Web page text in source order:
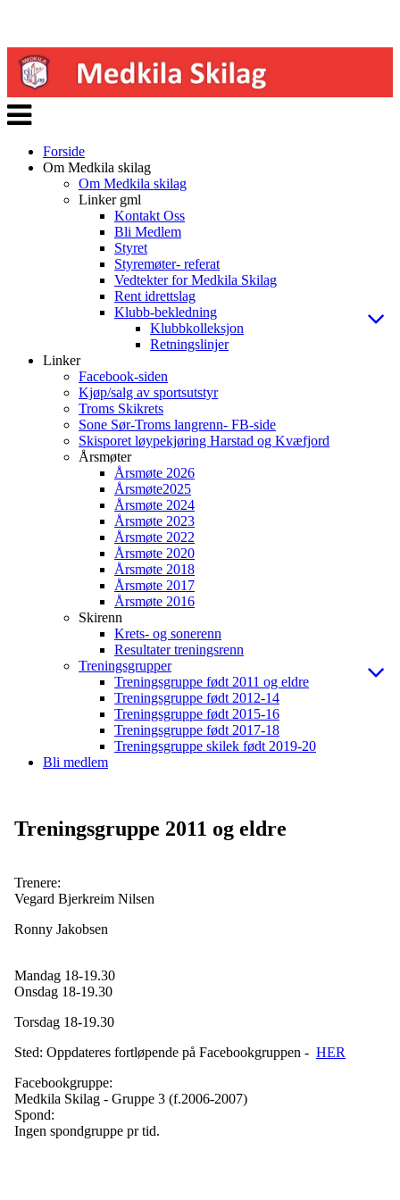
Veksle
navigasjon
Forside
Om Medkila skilag
Om Medkila skilag
Linker gml
Kontakt Oss
Bli Medlem
Styret
Styremøter- referat
Vedtekter for Medkila Skilag
Rent idrettslag
Klubb-bekledning
Klubbkolleksjon
Retningslinjer
Linker
Facebook-siden
Kjøp/salg av sportsutstyr
Troms Skikrets
Sone Sør-Troms langrenn- FB-side
Skisporet løypekjøring Harstad og Kvæfjord
Årsmøter
Årsmøte 2026
Årsmøte2025
Årsmøte 2024
Årsmøte 2023
Årsmøte 2022
Årsmøte 2020
Årsmøte 2018
Årsmøte 2017
Årsmøte 2016
Skirenn
Krets- og sonerenn
Resultater treningsrenn
Treningsgrupper
Treningsgruppe født 2011 og eldre
Treningsgruppe født 2012-14
Treningsgruppe født 2015-16
Treningsgruppe født 2017-18
Treningsgruppe skilek født 2019-20
Bli medlem
Treningsgruppe 2011 og eldre
Trenere:
Vegard Bjerkreim Nilsen
Ronny Jakobsen
Mandag 18-19.30
Onsdag 18-19.30
Torsdag 18-19.30
Sted: Oppdateres fortløpende på Facebookgruppen - HER
Facebookgruppe:
Medkila Skilag - Gruppe 3 (f.2006-2007)
Spond:
Ingen spondgruppe pr tid.